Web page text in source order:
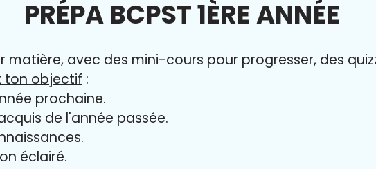
PRÉPA BCPST 1ÈRE ANNÉE
avec des mini-cours pour progresser, des
ton objectif :
prochaine.
de l'année passée.
éclairé.